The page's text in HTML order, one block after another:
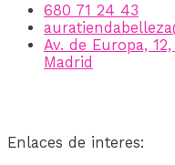
680 71 24 43
Av. de Europa,
Madrid
Enlaces de interes: